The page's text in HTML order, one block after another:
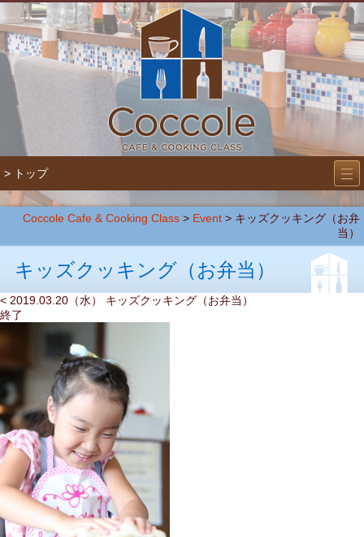
> トップ ―
―
―
Coccole Cafe & Cooking Class > Event > キッズクッキング（お弁
当）
キッズクッキング（お弁当）
< 2019.03.20（水） キッズクッキング（お弁当）
終了